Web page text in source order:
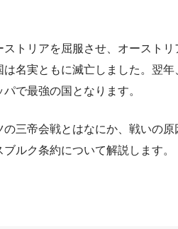
トリアを屈服させ、オースト
名実ともに滅亡しました。翌
で最強の国となります。
三帝会戦とはなにか、戦いの
ルク条約について解説します。